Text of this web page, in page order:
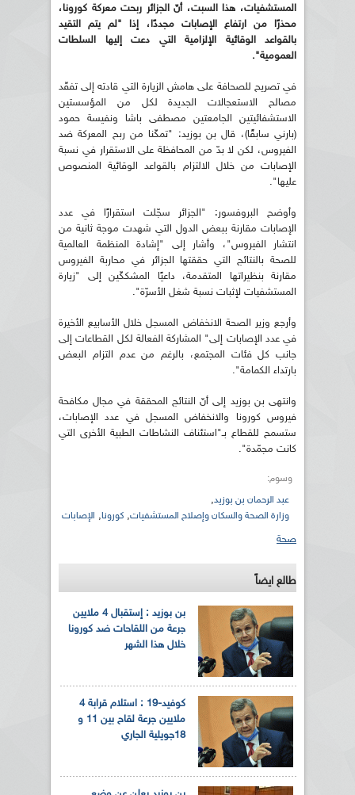
المستشفيات، هذا السبت، أنّ الجزائر ربحت معركة كورونا،
محذرًا من ارتفاع الإصابات مجددًا، إذا "لم يتم التقيد
بالقواعد الوقائية الإلزامية التي دعت إليها السلطات
العمومية".
في تصريح للصحافة على هامش الزيارة التي قادته إلى تفقّد
مصالح الاستعجالات الجديدة لكل من المؤسستين
الاستشفائيتين الجامعتين مصطفى باشا ونفيسة حمود
(بارني سابقًا)، قال بن بوزيد: "تمكّنا من ربح المعركة ضد
الفيروس، لكن لا بدّ من المحافظة على الاستقرار في نسبة
الإصابات من خلال الالتزام بالقواعد الوقائية المنصوص
عليها".
وأوضح البروفسور: "الجزائر سجّلت استقرارًا في عدد
الإصابات مقارنة ببعض الدول التي شهدت موجة ثانية من
انتشار الفيروس"، وأشار إلى "إشادة المنظمة العالمية
للصحة بالنتائج التي حققتها الجزائر في محاربة الفيروس
مقارنة بنظيراتها المتقدمة، داعيًا المشككّين إلى "زيارة
المستشفيات لإثبات نسبة شغل الأسرّة".
وأرجع وزير الصحة الانخفاض المسجل خلال الأسابيع الأخيرة
في عدد الإصابات إلى" المشاركة الفعالة لكل القطاعات إلى
جانب كل فئات المجتمع، بالرغم من عدم التزام البعض
بارتداء الكمامة".
وانتهى بن بوزيد إلى أنّ النتائج المحققة في مجال مكافحة
فيروس كورونا والانخفاض المسجل في عدد الإصابات،
ستسمح للقطاع بـ"استئناف النشاطات الطبية الأخرى التي
كانت مجمّدة".
وسوم:
عبد الرحمان بن بوزيد,
وزارة الصحة والسكان وإصلاح المستشفيات, كورونا, الإصابات
صحة
طالع ايضاً
بن بوزيد : إستقبال 4 ملايين
جرعة من اللقاحات ضد كورونا
خلال هذا الشهر
كوفيد-19 : استلام قرابة 4
ملايين جرعة لقاح بين 11 و
18جويلية الجاري